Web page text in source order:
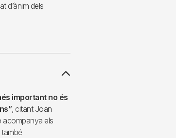
d’ànim dels
important no és
, citant Joan
acompanya els